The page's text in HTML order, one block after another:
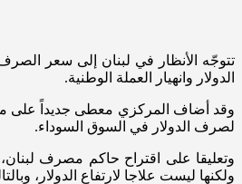
تتوجّه الأنظار في لبنان إلى سعر
الدولار وانهيار العملة الوطنية.
وقد أضاف المركزي معطى جديداً على
لصرف الدولار في السوق السوداء.
وتعليقا على اقتراح حاكم مصرف
ولكنها ليست علاجا لارتفاع الدولار،